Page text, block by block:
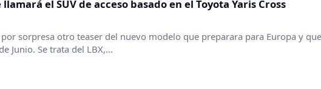
llamará el SUV de acceso basado en el Toyota Yaris Cross
sorpresa otro teaser del nuevo modelo que preparara para Europa y
Junio. Se trata del LBX,...